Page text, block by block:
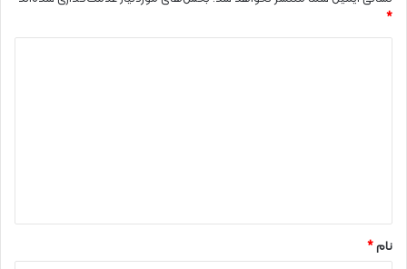
*
نام*